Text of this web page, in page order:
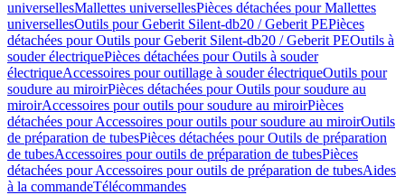
universellesMallettes universellesPièces détachées pour Mallettes
universellesOutils pour Geberit Silent-db20 / Geberit PEPièces
détachées pour Outils pour Geberit Silent-db20 / Geberit PEOutils à
souder électriquePièces détachées pour Outils à souder
électriqueAccessoires pour outillage à souder électriqueOutils pour
soudure au miroirPièces détachées pour Outils pour soudure au
miroirAccessoires pour outils pour soudure au miroirPièces
détachées pour Accessoires pour outils pour soudure au miroirOutils
de préparation de tubesPièces détachées pour Outils de préparation
de tubesAccessoires pour outils de préparation de tubesPièces
détachées pour Accessoires pour outils de préparation de tubesAides
à la commandeTélécommandes